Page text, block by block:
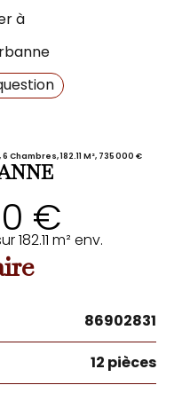
à
182.11 M², 735 000 €
€
182.11 m² env.
86902831
12 pièces